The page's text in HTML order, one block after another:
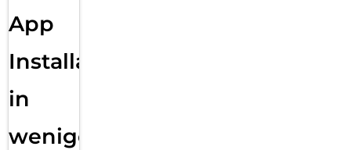
App
Installation
in
wenigen